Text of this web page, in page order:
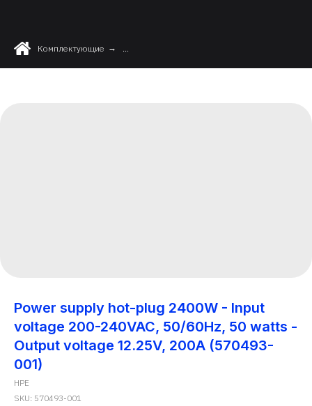
Комплектующие → ...
Power supply hot-plug 2400W - Input
voltage 200-240VAC, 50/60Hz, 50 watts -
Output voltage 12.25V, 200A (570493-
001)
HPE
SKU: 570493-001